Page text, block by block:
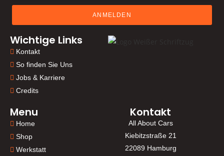
ANMELDEN
Wichtige Links
Kontakt
So finden Sie Uns
Jobs & Karriere
Credits
Menu
Home
Shop
Werkstatt
Kontakt
All About Cars
Kiebitzstraße 21
22089 Hamburg